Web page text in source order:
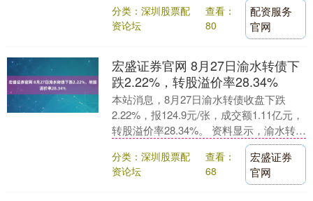
速。 无人物流车....
分类：深圳股票配
资论坛
查看：
80
配资服务
官网
宏盛证券官网 8月27日渝水转债下
跌2.22%，转股溢价率28.34%
本站消息，8月27日渝水转债收盘下跌
2.22%，报124.9元/张，成交额1.11亿元，
转股溢价率28.34%。 资料显示，渝水转债
分类：深圳股票配
资论坛
查看：
68
宏盛证券
官网